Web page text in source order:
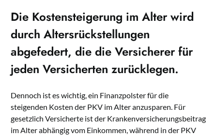
Die Kostensteigerung im Alter wird
durch Altersrückstellungen
abgefedert, die die Versicherer für
jeden Versicherten zurücklegen.
Dennoch ist es wichtig, ein Finanzpolster für die
steigenden Kosten der PKV im Alter anzusparen. Für
gesetzlich Versicherte ist der Kran­ken­ver­si­che­rungsbeitrag
im Alter abhängig vom Einkommen, während in der PKV